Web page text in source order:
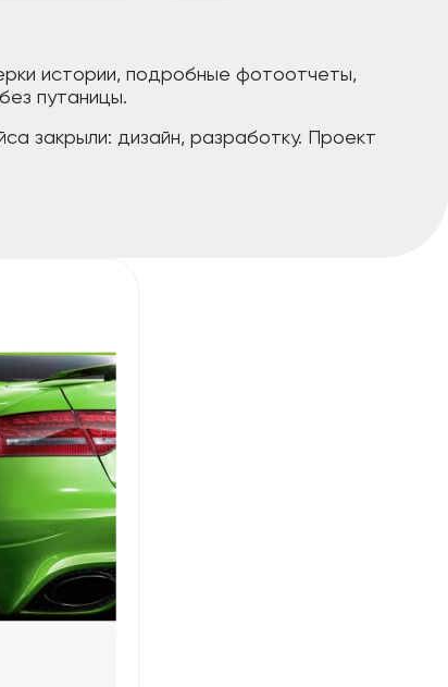
истории, подробные фотоотчеты,
путаницы.
закрыли: дизайн, разработку. Проект